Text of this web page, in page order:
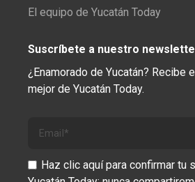
El equipo de Yucatán Today
Suscríbete a nuestro
¿Enamorado de Yucatán? Recibe
mejor de Yucatán Today.
Haz clic aquí para confirmar tu